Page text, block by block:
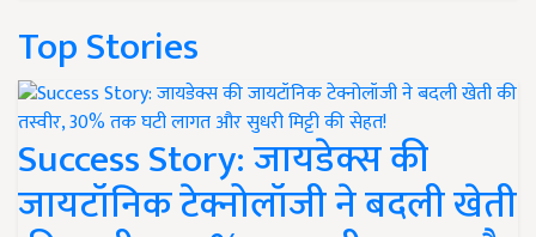
Top Stories
Success Story: जायडेक्स की
जायटॉनिक टेक्नोलॉजी ने बदली खेती